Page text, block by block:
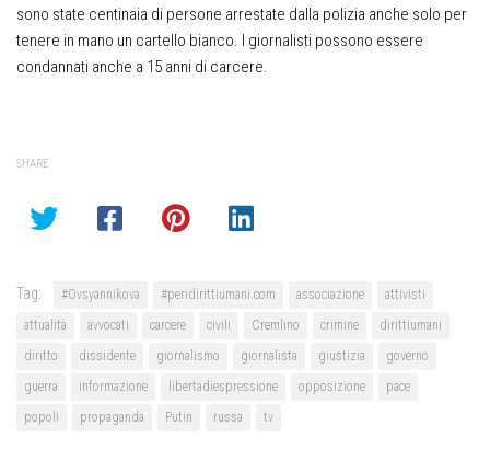
sono state centinaia di persone arrestate dalla polizia anche solo per
tenere in mano un cartello bianco. I giornalisti possono essere
condannati anche a 15 anni di carcere.
SHARE
Tag: #Ovsyannikova #peridirittiumani.com associazione
attivisti
attualità
avvocati carcere civili Cremlino crimine
dirittiumani
diritto
dissidente giornalismo giornalista giustizia
governo
guerra
informazione libertadiespressione opposizione
pace
popoli
propaganda Putin russa tv